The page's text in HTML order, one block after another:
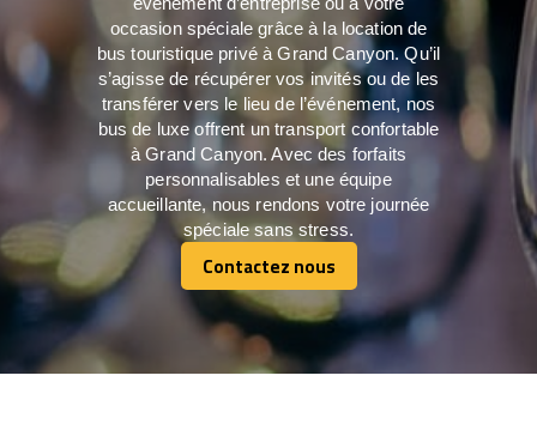
occasion spéciale grâce à la location de
bus touristique privé à Grand Canyon. Qu’il
s’agisse de récupérer vos invités ou de les
transférer vers le lieu de l’événement, nos
bus de luxe offrent un transport confortable
à Grand Canyon. Avec des forfaits
personnalisables et une équipe
accueillante, nous rendons votre journée
spéciale sans stress.
Contactez nous
Contactez nous